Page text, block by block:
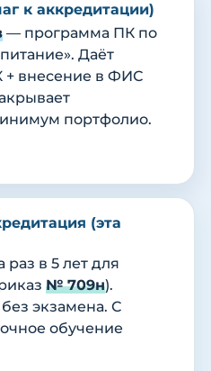
к аккредитации)
— программа ПК по
Даёт
+ внесение в ФИС
портфолио.
(эта
раз в 5 лет для
№ 709н).
экзамена. С
обучение